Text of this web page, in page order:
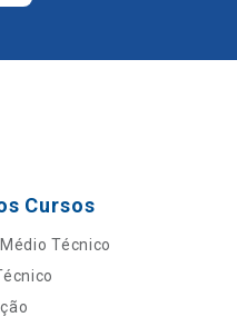
Cursos
Técnico